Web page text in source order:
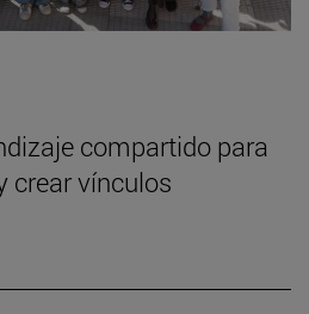
compartido para
crear vínculos